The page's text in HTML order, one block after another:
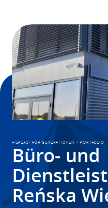
FILPLAST FÜR GENERATIONEN >PORTFOLIO
Büro- und
Reńska